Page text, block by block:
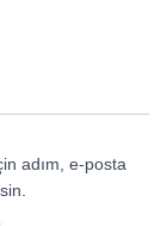
adım, e-posta